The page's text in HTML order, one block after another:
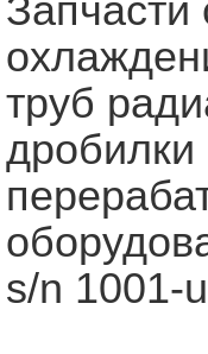
Запчасти
труб
s/n 1001-